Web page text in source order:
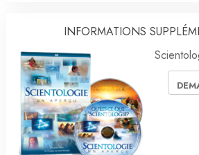
INFORMATIONS